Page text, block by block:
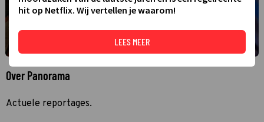
Over Panorama
Actuele reportages.
hit op Netflix. Wij vertellen je waarom!
LEES MEER